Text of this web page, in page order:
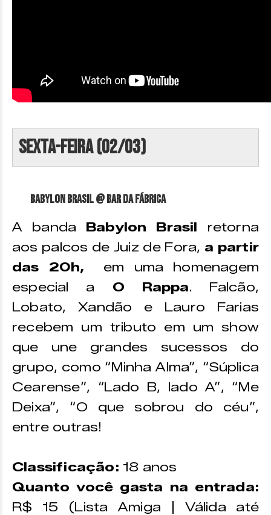
Sexta-feira (02/03)
Babylon Brasil @ Bar da Fábrica
A banda Babylon Brasil retorna
aos palcos de Juiz de Fora, a partir
das 20h, em uma homenagem
especial a O Rappa. Falcão,
Lobato, Xandão e Lauro Farias
recebem um tributo em um show
que une grandes sucessos do
grupo, como “Minha Alma”, “Súplica
Cearense”, “Lado B, lado A”, “Me
Deixa”, “O que sobrou do céu”,
entre outras!
Classificação: 18 anos
Quanto você gasta na entrada:
R$ 15 (Lista Amiga | Válida até